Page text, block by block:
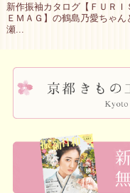
新作振袖カタログ【ＦＵＲＩ
ＥＭＡＧ】の鶴島乃愛ちゃん
瀬...